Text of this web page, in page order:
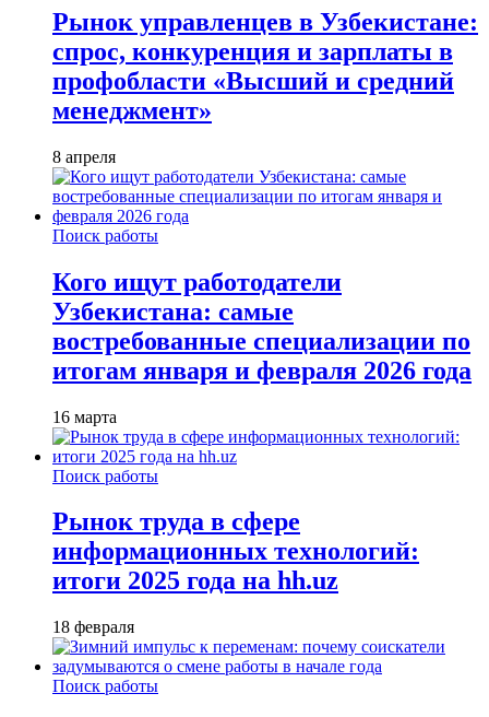
Рынок управленцев в Узбекистане:
спрос, конкуренция и зарплаты в
профобласти «Высший и средний
менеджмент»
8 апреля
Поиск работы
Кого ищут работодатели
Узбекистана: самые
востребованные специализации по
итогам января и февраля 2026 года
16 марта
Поиск работы
Рынок труда в сфере
информационных технологий:
итоги 2025 года на hh.uz
18 февраля
Поиск работы